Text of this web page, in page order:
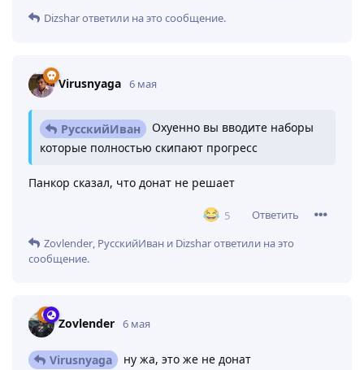
Dizsharответили на это сообщение.
Virusnyaga 6 мая
РусскийИван
Охуенно вы вводите наборы
которые полностью скипают прогресс
Панкор сказал, что донат не решает
5
Ответить
Zovlender, РусскийИван и Dizsharответили на это
сообщение.
Zovlender 6 мая
Virusnyaga
ну жа, это же не донат